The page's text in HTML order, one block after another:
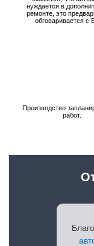
нуждается в
ремонте, это
обговаривается с
Производство
работ.